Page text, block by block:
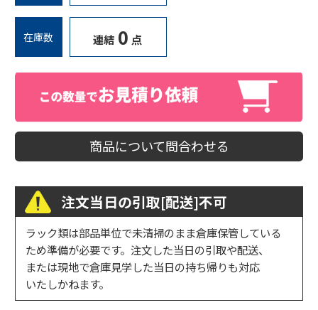
在庫数 連結 0 点
商品について問合わせる
注文当日の引取[配送]不可
ラック類は部品単位で未清掃のまま倉庫保管している
ため準備が必要です。注文した当日の引取や配送、
または現地で倉庫見学した当日の持ち帰りも対応
いたしかねます。